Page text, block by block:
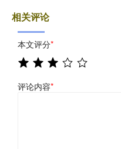
相关评论
本文评分*
评论内容*